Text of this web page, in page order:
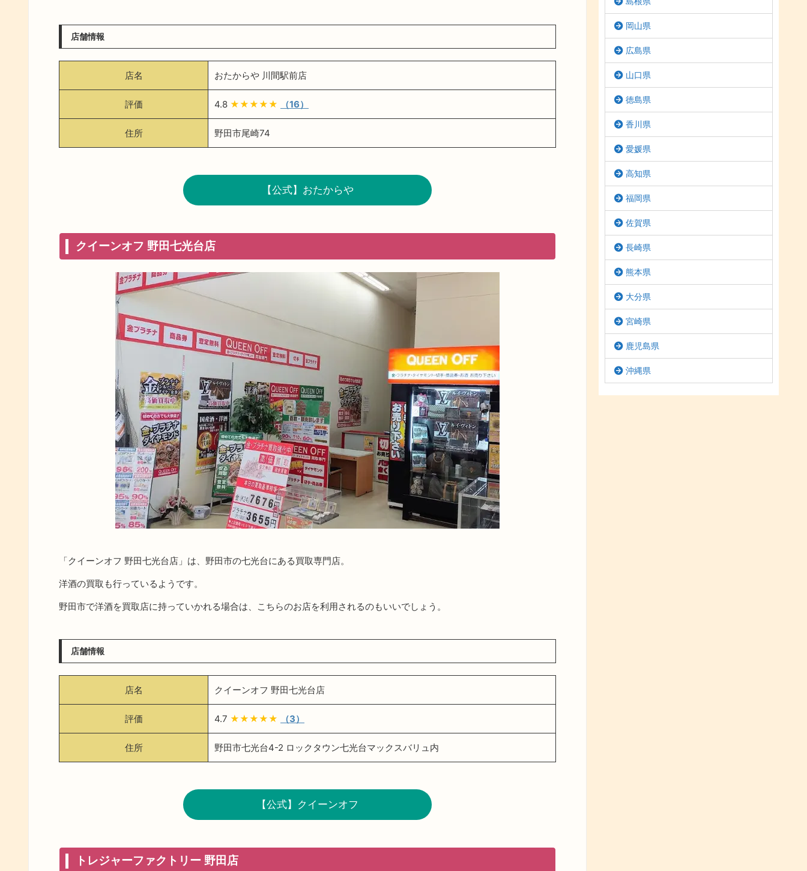
店舗情報
店名 おたからや 川間駅前店
評価 4.8 ★★★★★ （16）
住所 野田市尾崎74
【公式】おたからや
クイーンオフ 野田七光台店
「クイーンオフ 野田七光台店」は、野田市の七光台にある買取専門店。
洋酒の買取も行っているようです。
野田市で洋酒を買取店に持っていかれる場合は、こちらのお店を利用されるのもいいでしょう。
店舗情報
店名 クイーンオフ 野田七光台店
評価 4.7 ★★★★★ （3）
住所 野田市七光台4-2 ロックタウン七光台マックスバリュ内
【公式】クイーンオフ
トレジャーファクトリー 野田店
岡山県
広島県
山口県
徳島県
香川県
愛媛県
高知県
福岡県
佐賀県
長崎県
熊本県
大分県
宮崎県
鹿児島県
沖縄県